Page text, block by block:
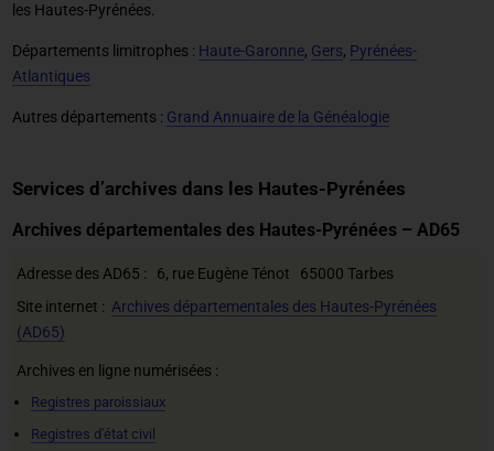
les Hautes-Pyrénées.
Départements limitrophes : Haute-Garonne, Gers, Pyrénées-
Atlantiques
Autres départements : Grand Annuaire de la Généalogie
Services d’archives dans les Hautes-Pyrénées
Archives départementales des Hautes-Pyrénées – AD65
Adresse des AD65 : 6, rue Eugène Ténot 65000 Tarbes
Site internet :Archives départementales des Hautes-Pyrénées
(AD65)
Archives en ligne numérisées :
Registres paroissiaux
Registres d'état civil